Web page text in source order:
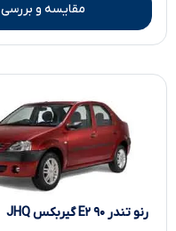
مقایسه و بررسی
رنو تندر ۹۰ E۲ گیربکس JHQ